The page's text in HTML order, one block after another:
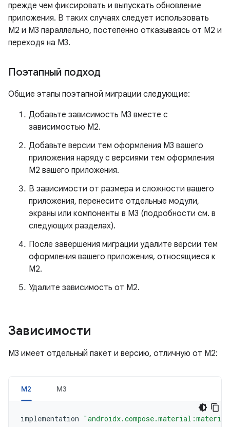
прежде чем фиксировать и выпускать обновление
приложения. В таких случаях следует использовать
M2 и M3 параллельно, постепенно отказываясь от M2 и
переходя на M3.
Поэтапный подход
Общие этапы поэтапной миграции следующие:
Добавьте зависимость M3 вместе с
зависимостью M2.
Добавьте версии тем оформления M3 вашего
приложения наряду с версиями тем оформления
M2 вашего приложения.
В зависимости от размера и сложности вашего
приложения, перенесите отдельные модули,
экраны или компоненты в M3 (подробности см. в
следующих разделах).
После завершения миграции удалите версии тем
оформления вашего приложения, относящиеся к
M2.
Удалите зависимость от M2.
Зависимости
M3 имеет отдельный пакет и версию, отличную от M2:
М2 М3
implementation